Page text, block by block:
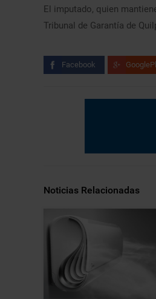
El imputado, quien
Tribunal de Garantía de
Facebook
Noticias Relacionadas